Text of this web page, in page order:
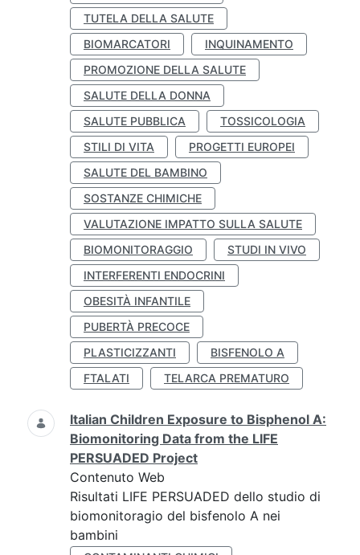
TUTELA DELLA SALUTE
BIOMARCATORI
INQUINAMENTO
PROMOZIONE DELLA SALUTE
SALUTE DELLA DONNA
SALUTE PUBBLICA
TOSSICOLOGIA
STILI DI VITA
PROGETTI EUROPEI
SALUTE DEL BAMBINO
SOSTANZE CHIMICHE
VALUTAZIONE IMPATTO SULLA SALUTE
BIOMONITORAGGIO
STUDI IN VIVO
INTERFERENTI ENDOCRINI
OBESITÀ INFANTILE
PUBERTÀ PRECOCE
PLASTICIZZANTI
BISFENOLO A
FTALATI
TELARCA PREMATURO
Italian Children Exposure to Bisphenol A:
Biomonitoring Data from the LIFE
PERSUADED Project
Contenuto Web
Risultati LIFE PERSUADED dello studio di
biomonitoragio del bisfenolo A nei
bambini